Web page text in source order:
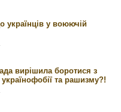
українців у воюючій
вирішила боротися з
та рашизму?!